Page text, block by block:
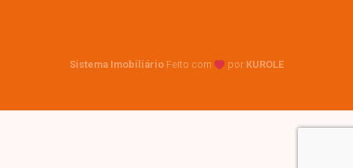
Sistema Imobiliário Feito com por KUROLE